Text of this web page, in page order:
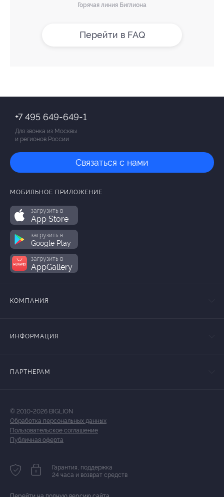
Горячая линия Биглиона
Перейти в FAQ
+7 495 649-649-1
Для звонка из Москвы
и регионов России
Связаться с нами
МОБИЛЬНОЕ ПРИЛОЖЕНИЕ
загрузить в
App Store
загрузить в
Google Play
загрузить в
AppGallery
КОМПАНИЯ
ИНФОРМАЦИЯ
ПАРТНЕРАМ
© 2010-2026 BIGLION
Обработка персональных данных
Пользовательское соглашение
Публичная оферта
Гарантия, поддержка
24 часа и возврат средств